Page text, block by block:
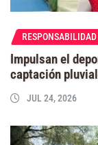
Impulsan el
captación pluvial
JUL 24, 2026